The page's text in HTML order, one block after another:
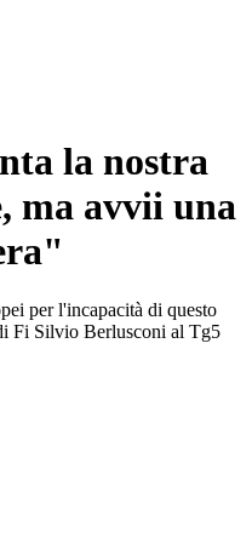
la nostra
ma avvii una
per l'incapacità di questo
Fi Silvio Berlusconi al Tg5